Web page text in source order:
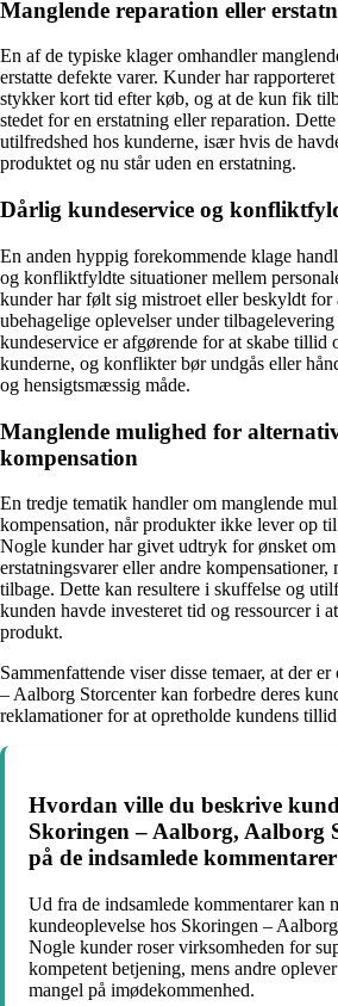
Manglende reparation eller
En af de typiske klager omhandler
erstatte defekte varer. Kunder har
stykker kort tid efter køb, og at de kun fik
stedet for en erstatning eller reparation.
utilfredshed hos kunderne, især hvis de
produktet og nu står uden en erstatning.
Dårlig kundeservice og
En anden hyppig forekommende klage
og konfliktfyldte situationer mellem
kunder har følt sig mistroet eller beskyldt
ubehagelige oplevelser under
kundeservice er afgørende for at skabe tillid
kunderne, og konflikter bør undgås eller
og hensigtsmæssig måde.
Manglende mulighed for
kompensation
En tredje tematik handler om manglende
kompensation, når produkter ikke lever op
Nogle kunder har givet udtryk for ønsket
erstatningsvarer eller andre kompensationer,
tilbage. Dette kan resultere i skuffelse og
kunden havde investeret tid og ressourcer i
produkt.
Sammenfattende viser disse temaer, at der
– Aalborg Storcenter kan forbedre deres
reklamationer for at opretholde kundens
Hvordan ville du beskrive
Skoringen – Aalborg, Aalborg
på de indsamlede
Ud fra de indsamlede kommentarer kan
kundeoplevelse hos Skoringen –
Nogle kunder roser virksomheden for
kompetent betjening, mens andre
mangel på imødekommenhed.